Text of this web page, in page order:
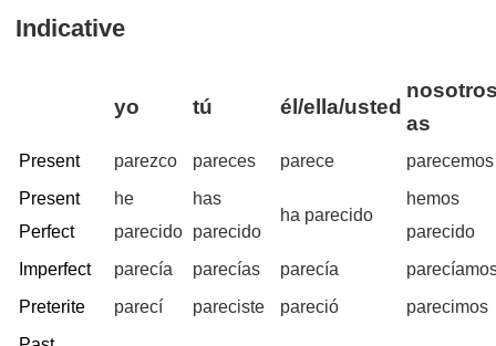
Indicative
yo tú él/ella/usted
as
Present parezco pareces parece
parecemos
Present
Perfect
he
parecido
has
parecido
ha parecido
hemos
parecido
Imperfect
parecía parecías parecía
Preterite
parecí pareciste pareció
parecimos